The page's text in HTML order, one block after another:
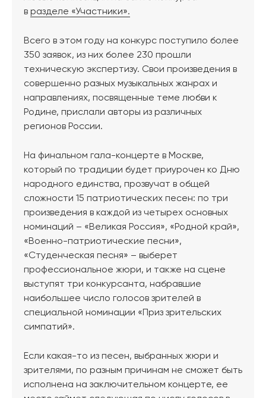
в разделе «Участники».
Всего в этом году на конкурс поступило более
350 заявок, из них более 230 прошли
техническую экспертизу. Свои произведения в
совершенно разных музыкальных жанрах и
направлениях, посвященные теме любви к
Родине, прислали авторы из различных
регионов России.
На финальном гала-концерте в Москве,
который по традиции будет приурочен ко Дню
народного единства, прозвучат в общей
сложности 15 патриотических песен: по три
произведения в каждой из четырех основных
номинаций – «Великая Россия», «Родной край»,
«Военно-патриотические песни»,
«Студенческая песня» – выберет
профессиональное жюри, и также на сцене
выступят три конкурсанта, набравшие
наибольшее число голосов зрителей в
специальной номинации «Приз зрительских
симпатий».
Если какая-то из песен, выбранных жюри и
зрителями, по разным причинам не сможет быть
исполнена на заключительном концерте, ее